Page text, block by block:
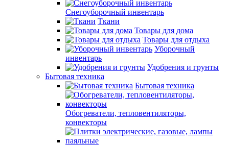
Снегоуборочный инвентарь
Ткани
Товары для дома
Товары для отдыха
Уборочный
инвентарь
Удобрения и грунты
Бытовая техника
Бытовая техника
Обогреватели, тепловентиляторы,
конвекторы